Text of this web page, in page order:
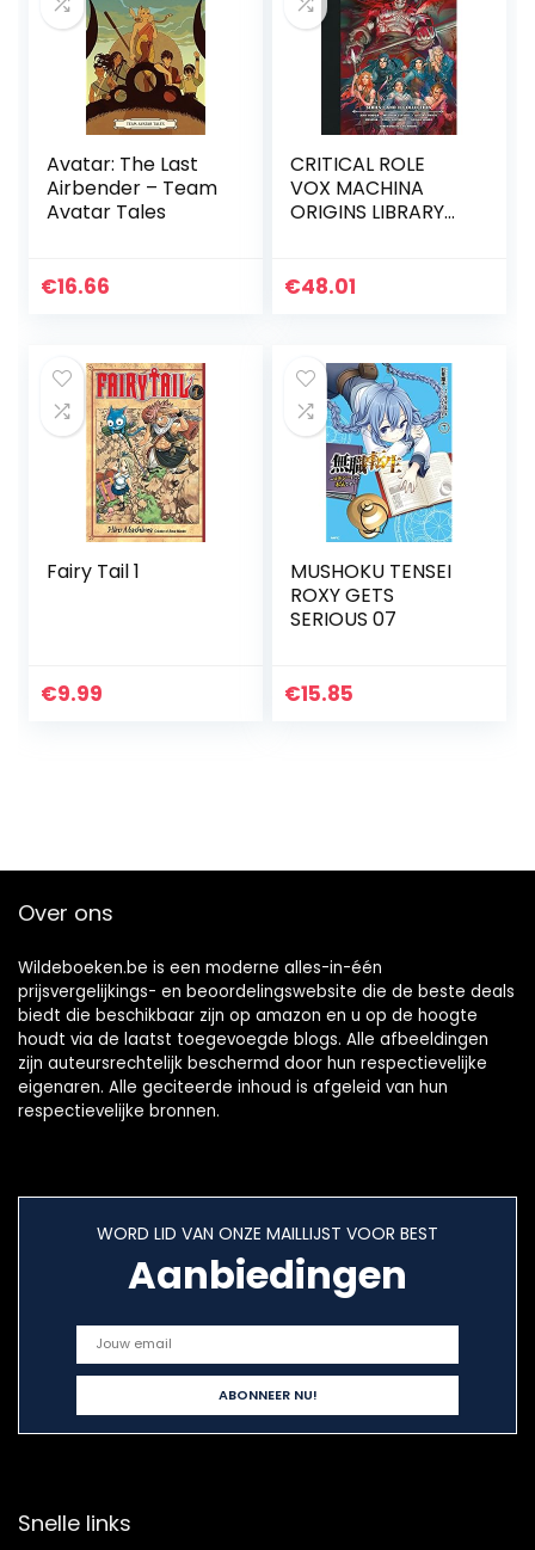
Avatar: The Last
Airbender – Team
Avatar Tales
€16.66
CRITICAL ROLE
VOX MACHINA
ORIGINS LIBRARY
€48.01
Fairy Tail 1
€9.99
MUSHOKU TENSEI
ROXY GETS
SERIOUS 07
€15.85
Over ons
Wildeboeken.be is een moderne alles-in-één
prijsvergelijkings- en beoordelingswebsite die de beste deals
biedt die beschikbaar zijn op amazon en u op de hoogte
houdt via de laatst toegevoegde blogs. Alle afbeeldingen
zijn auteursrechtelijk beschermd door hun respectievelijke
eigenaren. Alle geciteerde inhoud is afgeleid van hun
respectievelijke bronnen.
WORD LID VAN ONZE MAILLIJST VOOR BEST
Aanbiedingen
Snelle links